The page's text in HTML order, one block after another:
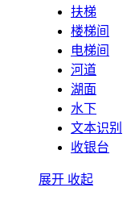
扶梯
楼梯间
电梯间
河道
湖面
水下
文本识别
收银台
展开 收起